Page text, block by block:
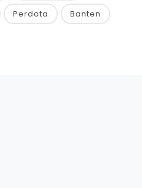
Perdata Banten